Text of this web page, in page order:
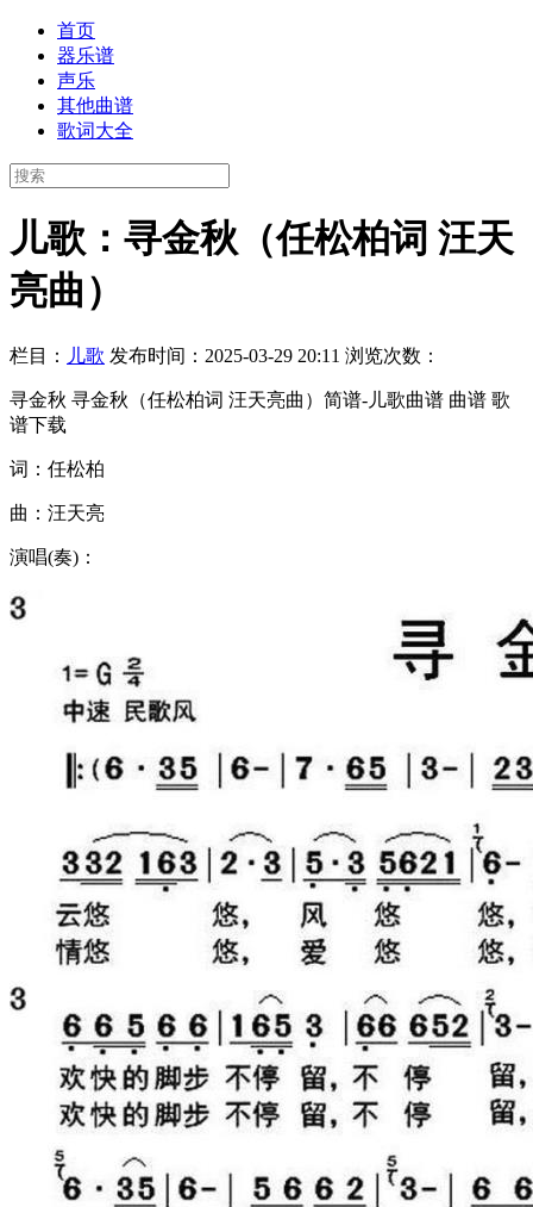
首页
器乐谱
声乐
其他曲谱
歌词大全
儿歌：寻金秋（任松柏词 汪天
亮曲）
栏目： 儿歌 发布时间：2025-03-29 20:11 浏览次数：
寻金秋 寻金秋（任松柏词 汪天亮曲）简谱-儿歌曲谱 曲谱 歌
谱下载
词：任松柏
曲：汪天亮
演唱(奏)：